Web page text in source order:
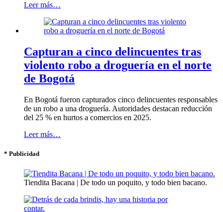
Leer más…
Capturan a cinco delincuentes tras
violento robo a droguería en el norte
de Bogotá
En Bogotá fueron capturados cinco delincuentes responsables
de un robo a una droguería. Autoridades destacan reducción
del 25 % en hurtos a comercios en 2025.
Leer más…
* Publicidad
Tiendita Bacana | De todo un poquito, y todo bien bacano.